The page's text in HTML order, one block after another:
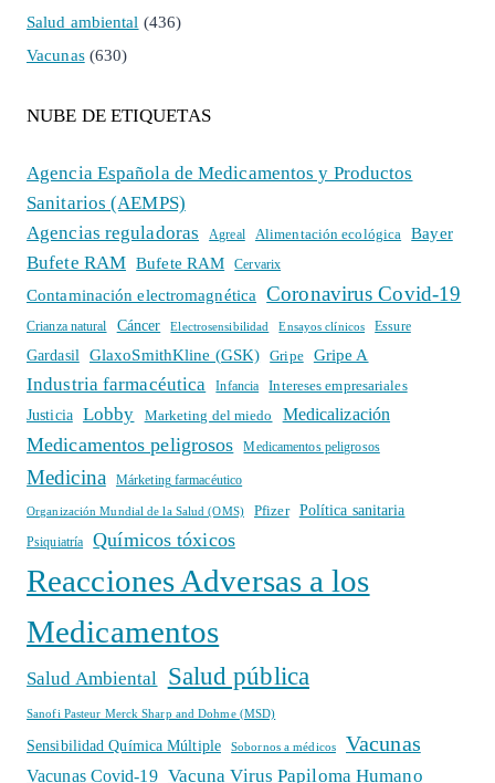
Salud ambiental (436)
Vacunas(630)
NUBE DE ETIQUETAS
Agencia Española de Medicamentos y Productos
Sanitarios (AEMPS)
Agencias reguladoras
Agreal Alimentación ecológica Bayer
Bufete RAM Bufete RAM Cervarix
Contaminación electromagnética Coronavirus Covid-19
Crianza natural Cáncer Electrosensibilidad Ensayos clínicos Essure
Gardasil GlaxoSmithKline (GSK) Gripe Gripe A
Industria farmacéutica Infancia
Intereses empresariales
Justicia
Lobby Marketing del miedo Medicalización
Medicamentos peligrosos Medicamentos peligrosos
Medicina Márketing farmacéutico
Organización Mundial de la Salud (OMS) Pfizer Política sanitaria
Psiquiatría Químicos tóxicos
Reacciones Adversas a los
Medicamentos
Salud Ambiental Salud pública
Sanofi Pasteur Merck Sharp and Dohme (MSD)
Sensibilidad Química Múltiple Sobornos a médicos Vacunas
Vacunas Covid-19 Vacuna Virus Papiloma Humano